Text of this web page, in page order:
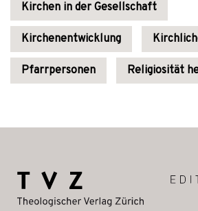
Kirchen in der Gesellschaft
Kirchenentwicklung
Pfarrpersonen Religiosität